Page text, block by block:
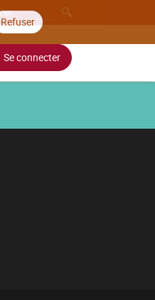
Refuser
Se connecter